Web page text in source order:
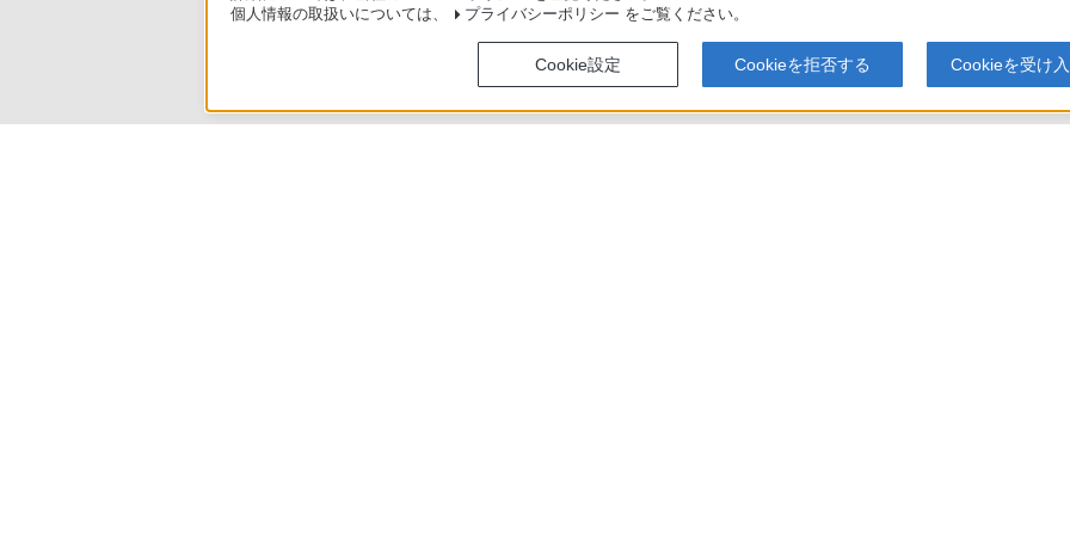
個人情報の取扱いについては、
プライバシーポリシー をご覧ください。
Cookie設定 Cookieを拒否する Cookieを受け